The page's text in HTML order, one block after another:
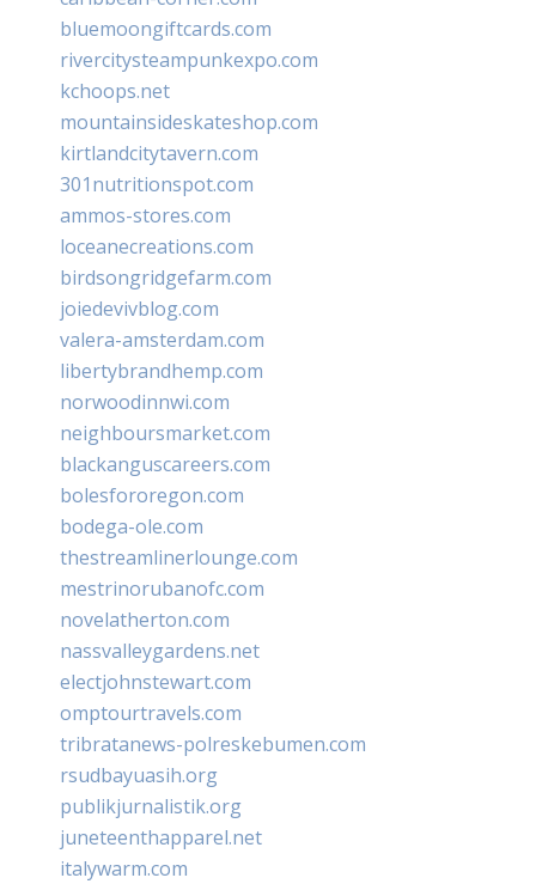
bluemoongiftcards.com
rivercitysteampunkexpo.com
kchoops.net
mountainsideskateshop.com
kirtlandcitytavern.com
301nutritionspot.com
ammos-stores.com
loceanecreations.com
birdsongridgefarm.com
joiedevivblog.com
valera-amsterdam.com
libertybrandhemp.com
norwoodinnwi.com
neighboursmarket.com
blackanguscareers.com
bolesfororegon.com
bodega-ole.com
thestreamlinerlounge.com
mestrinorubanofc.com
novelatherton.com
nassvalleygardens.net
electjohnstewart.com
omptourtravels.com
tribratanews-polreskebumen.com
rsudbayuasih.org
publikjurnalistik.org
juneteenthapparel.net
italywarm.com